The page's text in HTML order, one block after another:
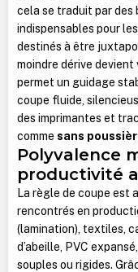
cela se traduit par
indispensables pour
destinés à être
moindre dérive devient
permet un guidage
coupe fluide,
des imprimantes et
comme sans
Polyvalence
productivité
La règle de coupe est
rencontrés en
(lamination), textiles,
d’abeille, PVC
souples ou rigides.